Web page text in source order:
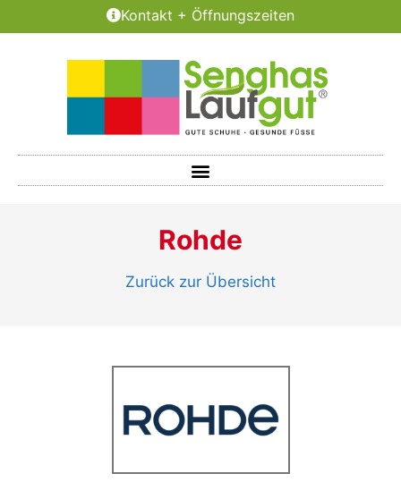
Kontakt + Öffnungszeiten
Rohde
Zurück zur Übersicht